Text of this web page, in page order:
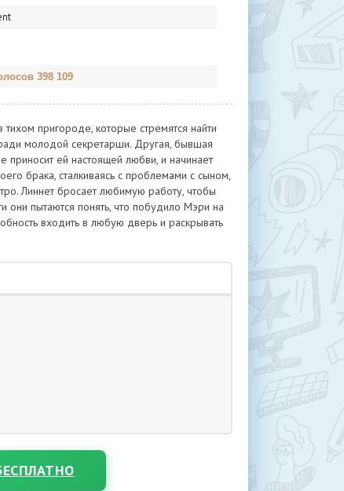
398 109
пригороде, которые стремятся найти
молодой секретарши. Другая, бывшая
приносит ей настоящей любви, и начинает
брака, сталкиваясь с проблемами с сыном,
Линнет бросает любимую работу, чтобы
они пытаются понять, что побудило Мэри на
входить в любую дверь и раскрывать